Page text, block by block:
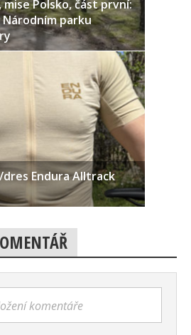
mise Polsko, část první:
parku
dres Endura Alltrack
komentáře